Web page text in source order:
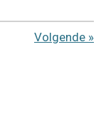
Volgende »